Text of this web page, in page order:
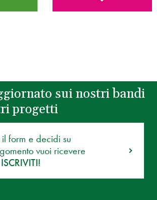
sui nostri bandi
progetti
form e decidi su
vuoi ricevere
ISCRIVITI!